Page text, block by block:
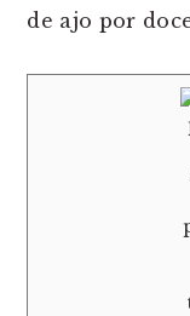
de ajo por